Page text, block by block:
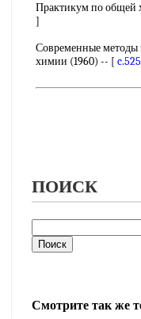
Практикум по общей
]
Современные методы
химии (1960) -- [ c.525
ПОИСК
Смотрите так же